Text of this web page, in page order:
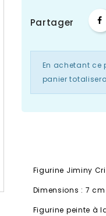
Partager
En achetant ce
panier totalisera
Figurine Jiminy
Dimensions : 7
Figurine peinte à